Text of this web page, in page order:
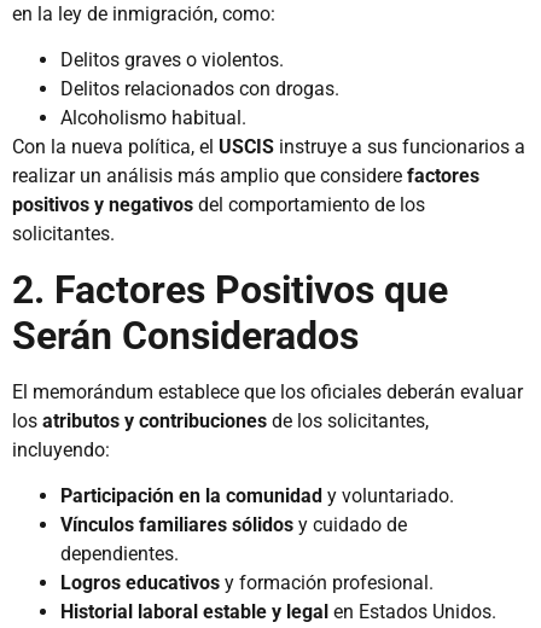
en la ley de inmigración, como:
Delitos graves o violentos.
Delitos relacionados con drogas.
Alcoholismo habitual.
Con la nueva política, el USCIS instruye a sus funcionarios a
realizar un análisis más amplio que considere factores
positivos y negativos del comportamiento de los
solicitantes.
2. Factores Positivos que
Serán Considerados
El memorándum establece que los oficiales deberán evaluar
los atributos y contribuciones de los solicitantes,
incluyendo:
Participación en la comunidad y voluntariado.
Vínculos familiares sólidos y cuidado de
dependientes.
Logros educativos y formación profesional.
Historial laboral estable y legal en Estados Unidos.